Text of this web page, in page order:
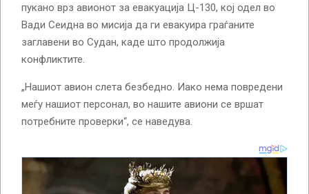
пукано врз авионот за евакуација Ц-130, кој одел во
Вади Сеидна во мисија да ги евакуира граѓаните
заглавени во Судан, каде што продолжија
конфликтите.
„Нашиот авион слета безбедно. Иако нема повредени
меѓу нашиот персонал, во нашите авиони се вршат
потребните проверки“, се наведува.